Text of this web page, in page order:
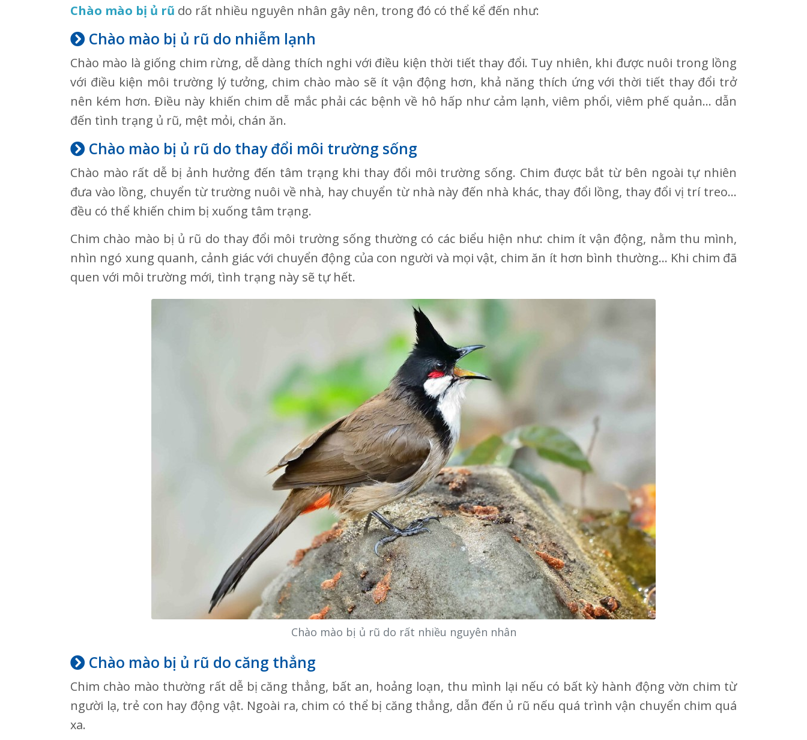
Chào mào bị ủ rũ do rất nhiều nguyên nhân gây nên, trong đó có thể kể đến như:
Chào mào bị ủ rũ do nhiễm lạnh
Chào mào là giống chim rừng, dễ dàng thích nghi với điều kiện thời tiết thay đổi. Tuy nhiên, khi được nuôi trong lồng
với điều kiện môi trường lý tưởng, chim chào mào sẽ ít vận động hơn, khả năng thích ứng với thời tiết thay đổi trở
nên kém hơn. Điều này khiến chim dễ mắc phải các bệnh về hô hấp như cảm lạnh, viêm phổi, viêm phế quản… dẫn
đến tình trạng ủ rũ, mệt mỏi, chán ăn.
Chào mào bị ủ rũ do thay đổi môi trường sống
Chào mào rất dễ bị ảnh hưởng đến tâm trạng khi thay đổi môi trường sống. Chim được bắt từ bên ngoài tự nhiên
đưa vào lồng, chuyển từ trường nuôi về nhà, hay chuyển từ nhà này đến nhà khác, thay đổi lồng, thay đổi vị trí treo…
đều có thể khiến chim bị xuống tâm trạng.
Chim chào mào bị ủ rũ do thay đổi môi trường sống thường có các biểu hiện như: chim ít vận động, nằm thu mình,
nhìn ngó xung quanh, cảnh giác với chuyển động của con người và mọi vật, chim ăn ít hơn bình thường… Khi chim đã
quen với môi trường mới, tình trạng này sẽ tự hết.
Chào mào bị ủ rũ do rất nhiều nguyên nhân
Chào mào bị ủ rũ do căng thẳng
Chim chào mào thường rất dễ bị căng thẳng, bất an, hoảng loạn, thu mình lại nếu có bất kỳ hành động vờn chim từ
người lạ, trẻ con hay động vật. Ngoài ra, chim có thể bị căng thẳng, dẫn đến ủ rũ nếu quá trình vận chuyển chim quá
xa.